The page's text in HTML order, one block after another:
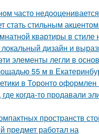
часто
стать стильным акцентом
квартиры в стиле
дизайн и
элементы легли в
55 м в
в Торонто оформлен
когда-то продавали
пространств
предмет работал на